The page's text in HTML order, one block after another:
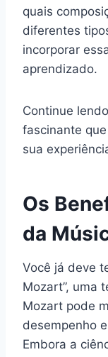
quais
diferentes
incorporar
aprendizado.
Continue
fascinante
sua
Os
da
Você já deve
Mozart”, uma
Mozart pode
desempenho
Embora a